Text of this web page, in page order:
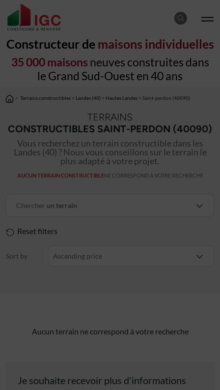
Constructeur de maisons individuelles
35 000 maisons neuves construites dans
le Grand Sud-Ouest en 40 ans
> Terrains constructibles > Landes (40) > Hautes Landes > Saint-perdon (40090)
TERRAINS
CONSTRUCTIBLES SAINT-PERDON (40090)
Vous recherchez un terrain constructible dans les
Landes (40) ? Nous vous conseillons sur le terrain le
plus adapté à votre projet.
AUCUN TERRAIN CONSTRUCTIBLENE CORRESPOND À VOTRE RECHERCHE
Chercher un terrain
Reset filters
Sort by Ascending price
Aucun terrain ne correspond à votre recherche
Je souhaite recevoir plus d'informations